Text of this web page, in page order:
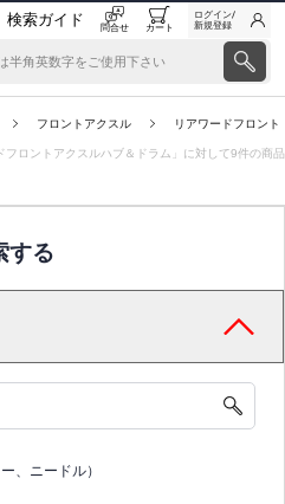
検索ガイド 問合せ カート
ログイン/
新規登録
フロントアクスル リアワードフロント
フロントアクスルハブ＆ドラム」に対して9件の商品
する
、ニードル）